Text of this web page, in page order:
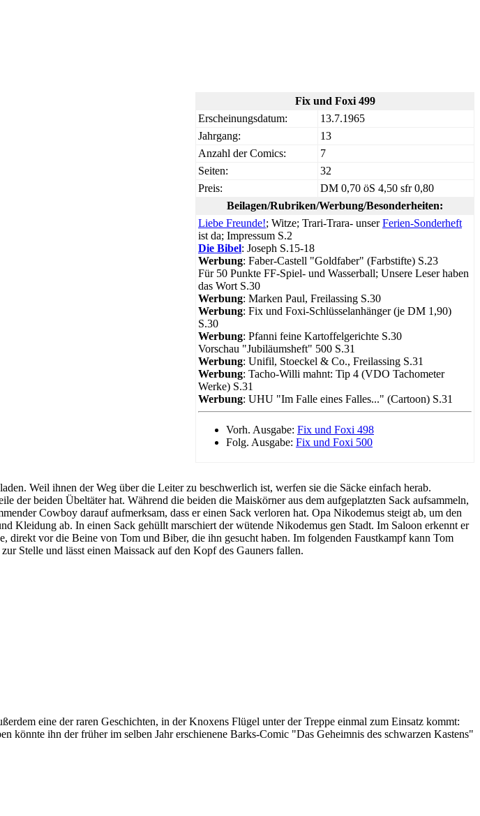
Fix und Foxi 499
Erscheinungsdatum:
13.7.1965
Jahrgang:
13
Anzahl der Comics:
7
Seiten:
32
Preis:
DM 0,70 öS 4,50 sfr 0,80
Beilagen/Rubriken/Werbung/Besonderheiten:
Liebe Freunde!; Witze; Trari-Trara- unserFerien-Sonderheft
ist da; Impressum S.2
Die Bibel: Joseph S.15-18
Werbung: Faber-Castell "Goldfaber" (Farbstifte) S.23
Für 50 Punkte FF-Spiel- und Wasserball; Unsere Leser haben
das Wort S.30
Werbung: Marken Paul, Freilassing S.30
Werbung: Fix und Foxi-Schlüsselanhänger (je DM 1,90)
S.30
Werbung: Pfanni feine Kartoffelgerichte S.30
Vorschau "Jubiläumsheft" 500 S.31
Werbung: Unifil, Stoeckel & Co., Freilassing S.31
Werbung: Tacho-Willi mahnt: Tip 4 (VDO Tachometer
Werke) S.31
Werbung: UHU "Im Falle eines Falles..." (Cartoon) S.31
Vorh. Ausgabe: Fix und Foxi 498
Folg. Ausgabe: Fix und Foxi 500
Weil ihnen der Weg über die Leiter zu beschwerlich ist, werfen sie die Säcke einfach herab.
beiden Übeltäter hat. Während die beiden die Maiskörner aus dem aufgeplatzten Sack aufsammeln,
Cowboy darauf aufmerksam, dass er einen Sack verloren hat. Opa Nikodemus steigt ab, um den
Kleidung ab. In einen Sack gehüllt marschiert der wütende Nikodemus gen Stadt. Im Saloon erkennt er
direkt vor die Beine von Tom und Biber, die ihn gesucht haben. Im folgenden Faustkampf kann Tom
Stelle und lässt einen Maissack auf den Kopf des Gauners fallen.
eine der raren Geschichten, in der Knoxens Flügel unter der Treppe einmal zum Einsatz kommt:
könnte ihn der früher im selben Jahr erschienene Barks-Comic "Das Geheimnis des schwarzen Kastens"